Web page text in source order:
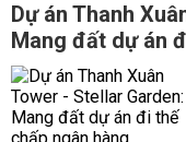
Dự án Thanh
Mang đất dự án